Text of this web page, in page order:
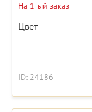
На 1-ый заказ
Цвет
ID: 24186